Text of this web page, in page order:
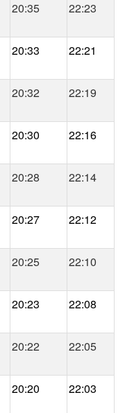
20:35 22:23
20:33 22:21
20:32 22:19
20:30 22:16
20:28 22:14
20:27 22:12
20:25 22:10
20:23 22:08
20:22 22:05
20:20 22:03